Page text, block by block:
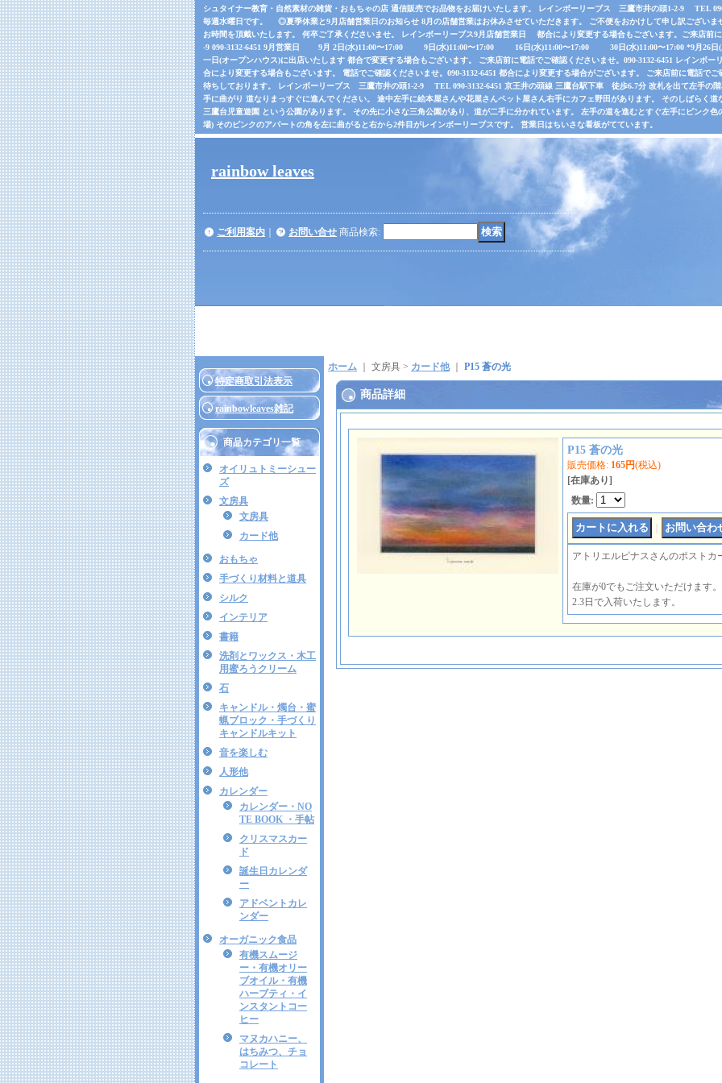
シュタイナー教育・自然素材の雑貨・おもちゃの店 通信販売でお品物をお届けいたします。 レインボーリーブス 三鷹市井の頭1-2-9 TEL
毎週水曜日です。 ◎夏季休業と9月店舗営業日のお知らせ 8月の店舗営業はお休みさせていただきます。 ご不便をおかけして申し訳ございま
お時間を頂戴いたします。 何卒ご了承くださいませ。 レインボーリーブス9月店舗営業日 都合により変更する場合もございます。ご来店前
-9 090-3132-6451 9月営業日 9月 2日(水)11:00〜17:00 9日(水)11:00〜17:00 16日(水)11:00〜17:00 30日(水)11:00〜17:00 *9月26日(
一日(オープンハウス)に出店いたします 都合で変更する場合もございます。 ご来店前に電話でご確認くださいませ。090-3132-6451 レインボ
合により変更する場合もございます。 電話でご確認くださいませ。090-3132-6451 都合により変更する場合がございます。 ご来店前に電話で
待ちしております。 レインボーリーブス 三鷹市井の頭1-2-9 TEL 090-3132-6451 京王井の頭線 三鷹台駅下車 徒歩6.7分 改札を出て左手の
手に曲がり 道なりまっすぐに進んでください。 途中左手に絵本屋さんや花屋さんペット屋さん右手にカフェ野田があります。 そのしばらく
三鷹台児童遊園 という公園があります。 その先に小さな三角公園があり、道が二手に分かれています。 左手の道を進むとすぐ左手にピンク
場) そのピンクのアパートの角を左に曲がると右から2件目がレインボーリーブスです。 営業日はちいさな看板がてています。
rainbow leaves
ご利用案内 お問い合せ 商品検索:
特定商取引法表示
rainbowleaves雑記
商品カテゴリ一覧
オイリュトミーシュー
ズ
文房具
文房具
カード他
おもちゃ
手づくり材料と道具
シルク
インテリア
書籍
洗剤とワックス・木工
用蜜ろうクリーム
石
キャンドル・燭台・蜜
蝋ブロック・手づくり
キャンドルキット
音を楽しむ
人形他
カレンダー
カレンダー・NO
TE BOOK ・手帖
クリスマスカー
ド
誕生日カレンダ
ー
アドベントカレ
ンダー
オーガニック食品
有機スムージ
ー・有機オリー
ブオイル・有機
ハーブティ・イ
ンスタントコー
ヒー
マヌカハニー、
はちみつ、チョ
コレート
ホーム ｜ 文房具 > カード他｜ P15 蒼の光
商品詳細
P15 蒼の光
販売価格: 165円(税込)
[在庫あり]
数量:
アトリエルピナスさんのポストカ
在庫が0でもご注文いただけます。
2.3日で入荷いたします。